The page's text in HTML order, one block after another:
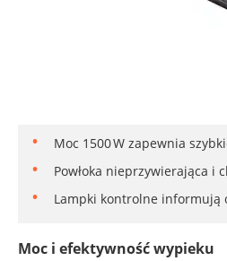
Moc 1500 W zapewnia
Powłoka nieprzywierająca i
Lampki kontrolne informują
Moc i efektywność wypieku